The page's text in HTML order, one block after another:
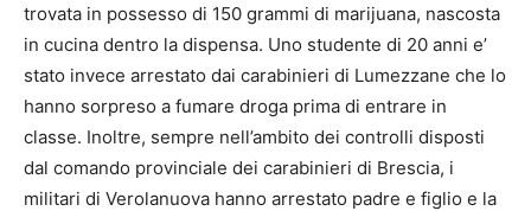
trovata in possesso di 150 grammi di marijuana, nascosta
in cucina dentro la dispensa. Uno studente di 20 anni e’
stato invece arrestato dai carabinieri di Lumezzane che lo
hanno sorpreso a fumare droga prima di entrare in
classe. Inoltre, sempre nell’ambito dei controlli disposti
dal comando provinciale dei carabinieri di Brescia, i
militari di Verolanuova hanno arrestato padre e figlio e la